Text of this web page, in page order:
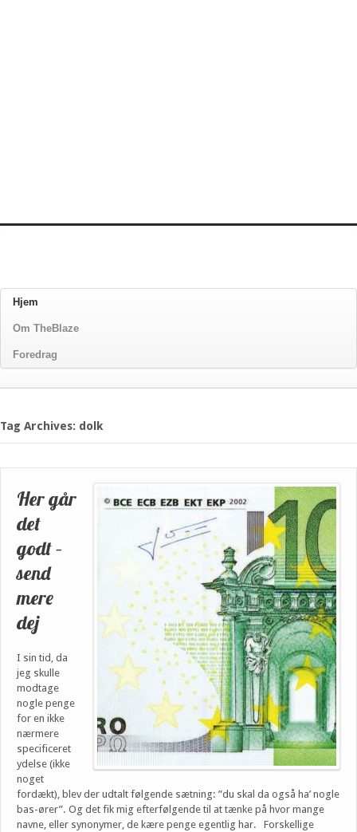
Hjem
Om TheBlaze
Foredrag
Tag Archives: dolk
Her går
det
godt –
send
mere
dej
I sin tid, da
jeg skulle
modtage
nogle penge
for en ikke
nærmere
specificeret
ydelse (ikke
noget
fordækt), blev der udtalt følgende sætning: ”du skal da også ha’ nogle
bas-ører”. Og det fik mig efterfølgende til at tænke på hvor mange
navne, eller synonymer, de kære penge egentlig har. Forskellige